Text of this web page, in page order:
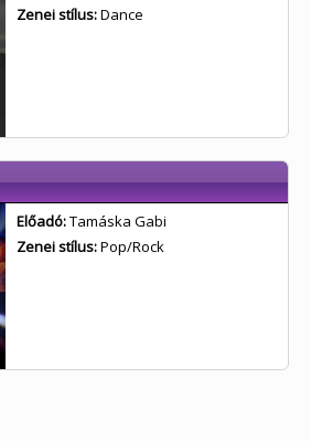
Zenei stílus:Dance
Előadó:Tamáska Gabi
Zenei stílus:Pop/Rock